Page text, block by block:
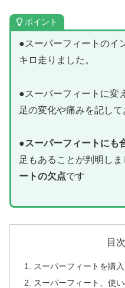
ポイント
●スーパーフィートのイ
キロ走りました。
●スーパーフィートに変
足の変化や痛みを記して
●スーパーフィートにも
足もあることが判明し
ートの欠点です
目次
スーパーフィートを購
スーパーフィート、使